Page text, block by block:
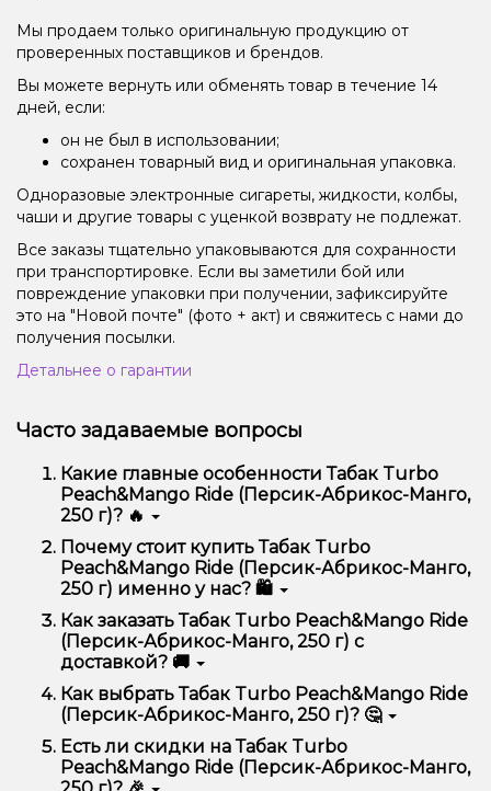
Мы продаем только оригинальную продукцию от
проверенных поставщиков и брендов.
Вы можете вернуть или обменять товар в течение 14
дней, если:
он не был в использовании;
сохранен товарный вид и оригинальная упаковка.
Одноразовые электронные сигареты, жидкости, колбы,
чаши и другие товары с уценкой возврату не подлежат.
Все заказы тщательно упаковываются для сохранности
при транспортировке. Если вы заметили бой или
повреждение упаковки при получении, зафиксируйте
это на "Новой почте" (фото + акт) и свяжитесь с нами до
получения посылки.
Детальнее о гарантии
Часто задаваемые вопросы
Какие главные особенности Табак Turbo
Peach&Mango Ride (Персик-Абрикос-Манго,
250 г)? 🔥
Табак Turbo Peach&Mango Ride (Персик-Абрикос-
Манго, 250 г) отличается высоким качеством,
удобством использования и надежностью.
Почему стоит купить Табак Turbo
Peach&Mango Ride (Персик-Абрикос-Манго,
250 г) именно у нас? 🛍️
Мы предлагаем только оригинальную продукцию,
широкий ассортимент, выгодные цены и быструю
доставку. Кроме того, у нас регулярные акции и
скидки для клиентов!
Как заказать Табак Turbo Peach&Mango Ride
(Персик-Абрикос-Манго, 250 г) с
доставкой? 🚚
Оформить заказ можно в несколько кликов:
Добавьте Табак Turbo Peach&Mango Ride
(Персик-Абрикос-Манго, 250 г) в корзину.
Перейдите к оформлению заказа.
Выберите удобный способ оплаты и
Как выбрать Табак Turbo Peach&Mango Ride
(Персик-Абрикос-Манго, 250 г)? 🤔
Выбор зависит от ваших предпочтений – например,
если это кальян, учитывайте размер, материал и тип
чаши, если вейп – мощность и вкус. Наши
Есть ли скидки на Табак Turbo
Peach&Mango Ride (Персик-Абрикос-Манго,